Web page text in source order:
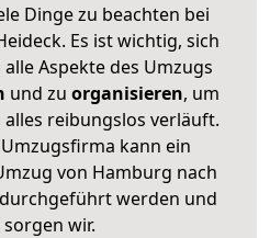
Dinge zu beachten bei
Es ist wichtig, sich
Aspekte des Umzugs
und zu organisieren, um
reibungslos verläuft.
kann ein
von Hamburg nach
werden und
wir.